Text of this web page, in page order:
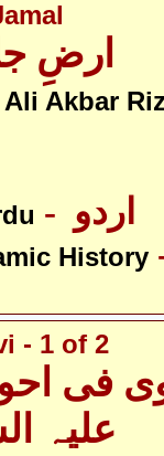
Ali Akbar
History
- 1 of 2
فی
علیہ